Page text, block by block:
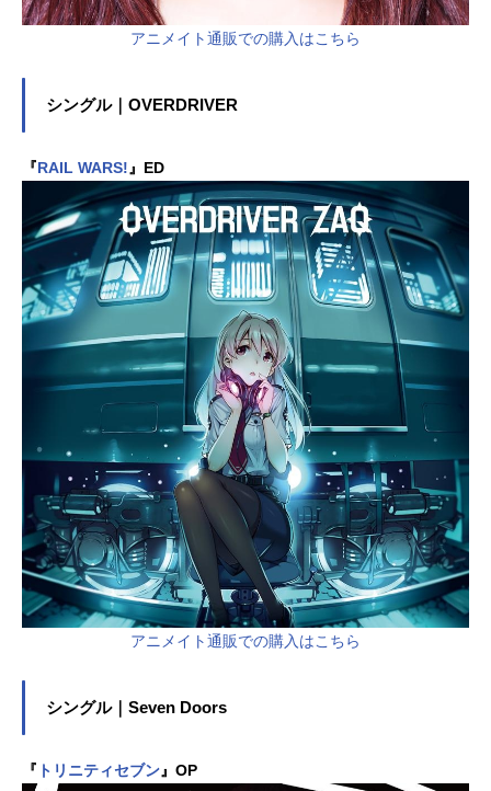
アニメイト通販での購入はこちら
シングル｜OVERDRIVER
『RAIL WARS! 』ED
アニメイト通販での購入はこちら
シングル｜Seven Doors
『 トリニティセブン』OP